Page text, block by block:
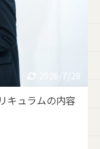
2026/7/28
キュラムの内容